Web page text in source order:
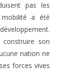
pas les
a été
son
nation ne
forces vives